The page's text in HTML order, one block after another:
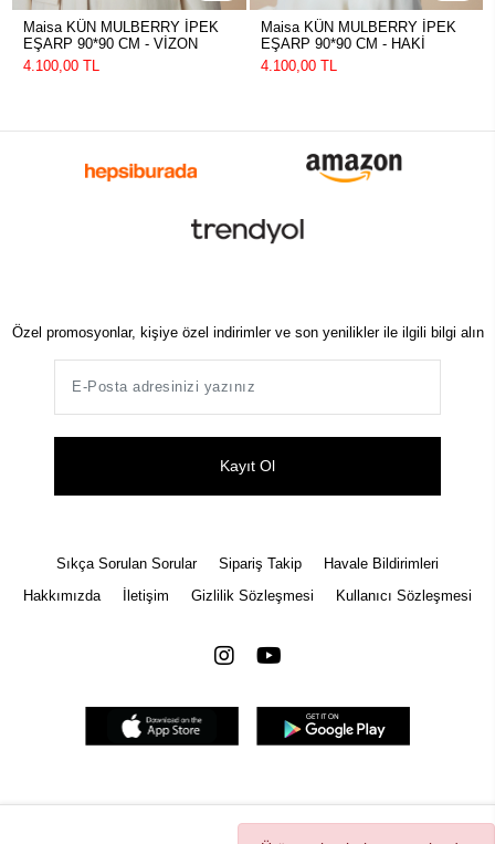
Maisa KÜN MULBERRY İPEK
EŞARP 90*90 CM - VİZON
4.100,00 TL
Maisa KÜN MULBERRY İPEK
EŞARP 90*90 CM - HAKİ
4.100,00 TL
Özel promosyonlar, kişiye özel indirimler ve son yenilikler ile ilgili bilgi alın
Kayıt Ol
Sıkça Sorulan Sorular Sipariş Takip
Havale Bildirimleri
Hakkımızda
İletişim Gizlilik Sözleşmesi Kullanıcı Sözleşmesi
Tüm bilgileriniz 256bit SSL Sertifikası ile korunmaktadır.